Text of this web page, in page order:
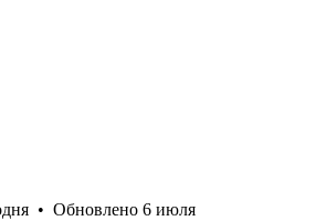
• Обновлено 6 июля